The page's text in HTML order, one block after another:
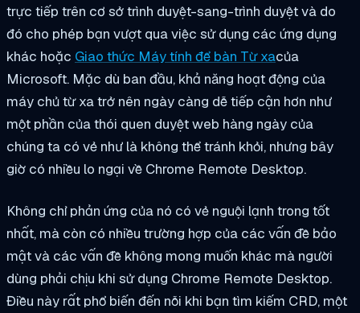
trực tiếp trên cơ sở trình duyệt-sang-trình duyệt và do
đó cho phép bạn vượt qua việc sử dụng các ứng dụng
khác hoặc Giao thức Máy tính để bàn Từ xacủa
Microsoft. Mặc dù ban đầu, khả năng hoạt động của
máy chủ từ xa trở nên ngày càng dễ tiếp cận hơn như
một phần của thói quen duyệt web hàng ngày của
chúng ta có vẻ như là không thể tránh khỏi, nhưng bây
giờ có nhiều lo ngại về Chrome Remote Desktop.
Không chỉ phản ứng của nó có vẻ nguội lạnh trong tốt
nhất, mà còn có nhiều trường hợp của các vấn đề bảo
mật và các vấn đề không mong muốn khác mà người
dùng phải chịu khi sử dụng Chrome Remote Desktop.
Điều này rất phổ biến đến nỗi khi bạn tìm kiếm CRD, một